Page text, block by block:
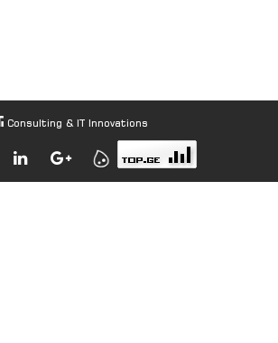
Consulting & IT Innovations